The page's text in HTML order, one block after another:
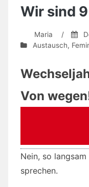
Wir sind
Maria /
Austausch,
Von
Nein, so
sprechen.